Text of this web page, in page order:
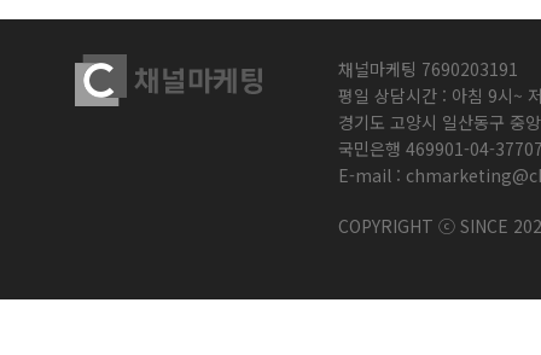
채널마케팅 7690203191
평일 상담시간 : 아침 9시~
경기도 고양시 일산동구 중
국민은행 469901-04-
E-mail :
COPYRIGHT ⓒ SINCE